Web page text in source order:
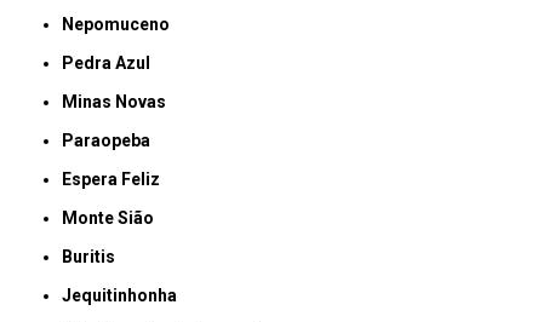
Nepomuceno
Pedra Azul
Minas Novas
Paraopeba
Espera Feliz
Monte Sião
Buritis
Jequitinhonha